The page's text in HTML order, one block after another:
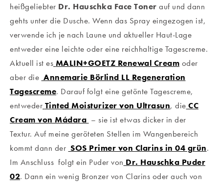
heißgeliebter Dr. Hauschka Face Toner auf und dann
gehts unter die Dusche. Wenn das Spray eingezogen ist,
verwende ich je nach Laune und aktueller Haut-Lage
entweder eine leichte oder eine reichhaltige Tagescreme.
Aktuell ist es MALIN+GOETZ Renewal Cream oder
aber die Annemarie Börlind LL Regeneration
Tagescreme. Darauf folgt eine getönte Tagescreme,
entweder Tinted Moisturizer von Ultrasun, die CC
Cream von Mádara – sie ist etwas dicker in der
Textur. Auf meine geröteten Stellen im Wangenbereich
kommt dann der SOS Primer von Clarins in 04 grün.
Im Anschluss folgt ein Puder von Dr. Hauschka Puder
02. Dann ein wenig Bronzer von Clarins oder auch von